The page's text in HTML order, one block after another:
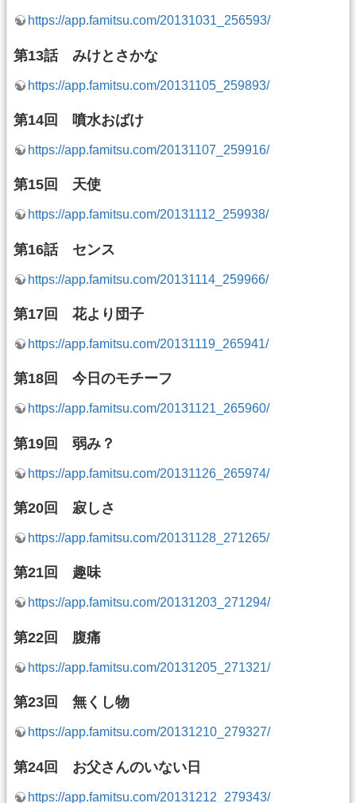
https://app.famitsu.com/20131031_256593/
第13話 みけとさかな
https://app.famitsu.com/20131105_259893/
第14回 噴水おばけ
https://app.famitsu.com/20131107_259916/
第15回 天使
https://app.famitsu.com/20131112_259938/
第16話 センス
https://app.famitsu.com/20131114_259966/
第17回 花より団子
https://app.famitsu.com/20131119_265941/
第18回 今日のモチーフ
https://app.famitsu.com/20131121_265960/
第19回 弱み？
https://app.famitsu.com/20131126_265974/
第20回 寂しさ
https://app.famitsu.com/20131128_271265/
第21回 趣味
https://app.famitsu.com/20131203_271294/
第22回 腹痛
https://app.famitsu.com/20131205_271321/
第23回 無くし物
https://app.famitsu.com/20131210_279327/
第24回 お父さんのいない日
https://app.famitsu.com/20131212_279343/